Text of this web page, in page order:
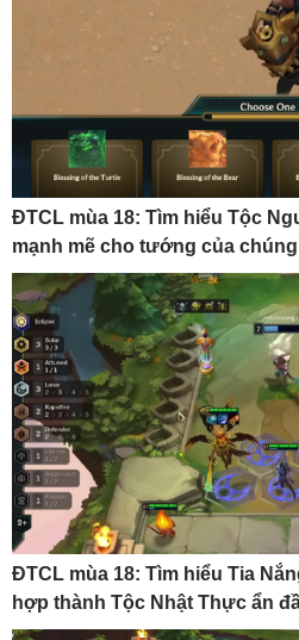
ĐTCL mùa 18: Tìm hiểu Tộc
mạnh mẽ cho tướng của chúng
ĐTCL mùa 18: Tìm hiểu Tia
hợp thành Tộc Nhật Thực ẩn